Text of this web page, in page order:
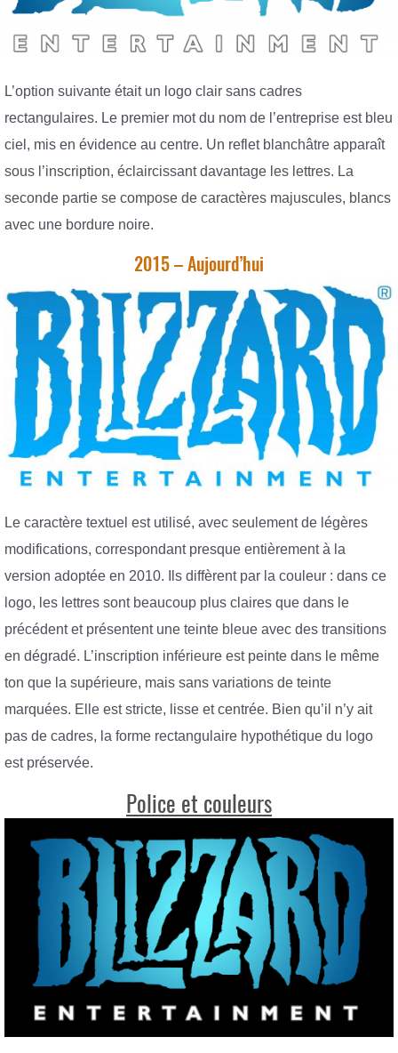
L’option suivante était un logo clair sans cadres
rectangulaires. Le premier mot du nom de l’entreprise est bleu
ciel, mis en évidence au centre. Un reflet blanchâtre apparaît
sous l’inscription, éclaircissant davantage les lettres. La
seconde partie se compose de caractères majuscules, blancs
avec une bordure noire.
2015 – Aujourd’hui
Le caractère textuel est utilisé, avec seulement de légères
modifications, correspondant presque entièrement à la
version adoptée en 2010. Ils diffèrent par la couleur : dans ce
logo, les lettres sont beaucoup plus claires que dans le
précédent et présentent une teinte bleue avec des transitions
en dégradé. L’inscription inférieure est peinte dans le même
ton que la supérieure, mais sans variations de teinte
marquées. Elle est stricte, lisse et centrée. Bien qu’il n’y ait
pas de cadres, la forme rectangulaire hypothétique du logo
est préservée.
Police et couleurs